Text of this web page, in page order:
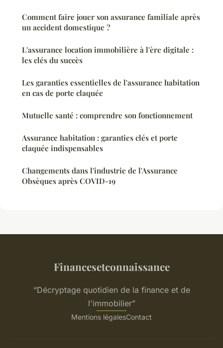
Comment faire jouer son assurance familiale après
un accident domestique ?
L'assurance location immobilière à l'ère digitale :
les clés du succès
Les garanties essentielles de l'assurance habitation
en cas de porte claquée
Mutuelle santé : comprendre son fonctionnement
Assurance habitation : garanties clés et porte
claquée indispensables
Changements dans l'industrie de l'Assurance
Obsèques après COVID-19
Financesetconnaissance
“Décryptage quotidien de la finance et de
l'immobilier”
Mentions légalesContact